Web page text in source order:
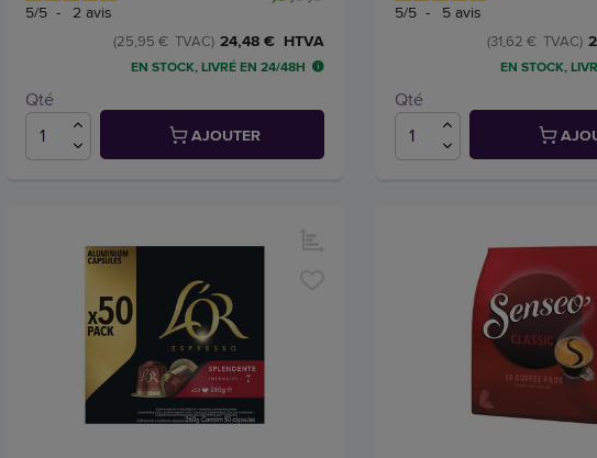
5/5 - 2 avis
24,48 € HTVA
(25,95 € TVAC)
EN STOCK, LIVRÉ EN 24/48H
Qté
AJOUTER
5/5 - 5 avis
(31,62 € TVAC)
EN STOCK,
Qté